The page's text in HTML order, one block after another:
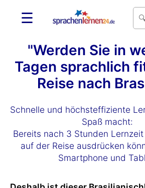
☰
"Werden Sie in
Tagen sprachlich
Reise nach
Schnelle und höchsteffiziente
Spaß macht:
Bereits nach 3 Stunden
auf der Reise ausdrücken
Smartphone und